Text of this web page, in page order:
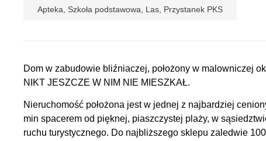
Apteka, Szkoła podstawowa, Las, Przystanek PKS
Dom w zabudowie bliźniaczej, położony w malowniczej
NIKT JESZCZE W NIM NIE MIESZKAŁ.
Nieruchomość położona jest w jednej z najbardziej
min spacerem od pięknej, piaszczystej plaży, w
ruchu turystycznego. Do najbliższego sklepu zaledwie